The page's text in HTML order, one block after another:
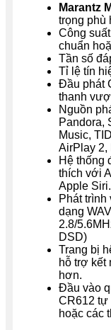
Marantz
trọng phù
Công
chuẩn
Tần số
Tỉ lệ tín
Đầu phát
thanh
Nguồn
Pandora,
Music,
AirPlay 2,
Hệ thống
thích với
Apple Siri.
Phát
dạng
2.8/
DSD)
Trang bị
hỗ trợ kết
hơn.
Đầu vào
CR612 tự
hoặc các